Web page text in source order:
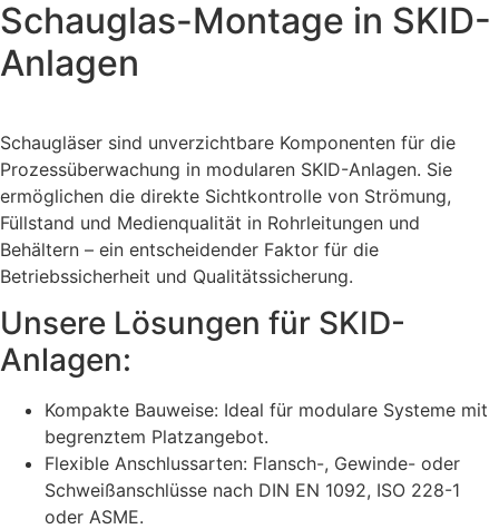
Schauglas-Montage in SKID-
Anlagen
Schaugläser sind unverzichtbare Komponenten für die
Prozessüberwachung in modularen SKID-Anlagen. Sie
ermöglichen die direkte Sichtkontrolle von Strömung,
Füllstand und Medienqualität in Rohrleitungen und
Behältern – ein entscheidender Faktor für die
Betriebssicherheit und Qualitätssicherung.
Unsere Lösungen für SKID-
Anlagen:
Kompakte Bauweise: Ideal für modulare Systeme mit
begrenztem Platzangebot.
Flexible Anschlussarten: Flansch-, Gewinde- oder
Schweißanschlüsse nach DIN EN 1092, ISO 228-1
oder ASME.